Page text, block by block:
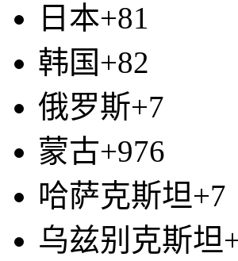
日本+81
韩国+82
俄罗斯+7
蒙古+976
哈萨克斯坦+7
乌兹别克斯坦